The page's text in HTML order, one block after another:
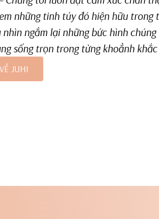
những tinh túy đó hiện hữu trong
nhìn ngắm lại những bức hình
sống trọn trong từng khoẳnh khắc
JUHI